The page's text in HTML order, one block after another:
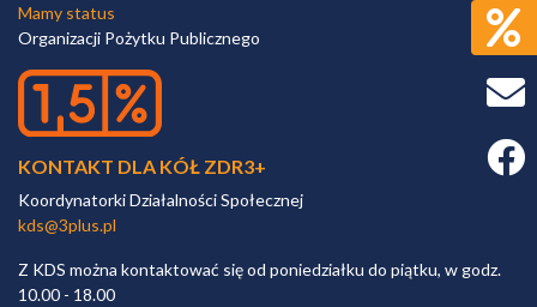
Mamy status
Organizacji Pożytku Publicznego
KONTAKT DLA KÓŁ ZDR3+
Koordynatorki Działalności Społecznej
kds@3plus.pl
Z KDS można kontaktować się od poniedziałku do piątku, w godz.
10.00 - 18.00